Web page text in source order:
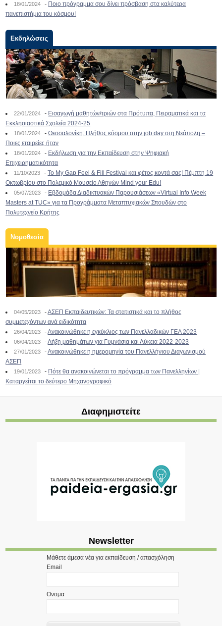
18/01/2024 - Ποιο πρόγραμμα σου δίνει πρόσβαση στα καλύτερα
πανεπιστήμια του κόσμου!
Εκδηλώσεις
22/01/2024 - Εισαγωγή μαθητών/τριών στα Πρότυπα, Πειραματικά και τα
Εκκλησιαστικά Σχολεία 2024-25
18/01/2024 -Θεσσαλονίκη: Πλήθος κόσμου στην job day στη Νεάπολη –
Ποιες εταιρείες ήταν
18/01/2024 - Εκδήλωση για την Εκπαίδευση στην Ψηφιακή
Επιχειρηματικότητα
11/10/2023 -To My Gap Feel & Fill Festival και φέτος κοντά σας! Πέμπτη 19
Οκτωβρίου στο Πολεμικό Μουσείο Αθηνών Mind your Edu!
05/07/2023 - Εβδομάδα Διαδικτυακών Παρουσιάσεων «Virtual Info Week
Masters at TUC» για τα Προγράμματα Μεταπτυχιακών Σπουδών στο
Πολυτεχνείο Κρήτης
Νομοθεσία
04/05/2023 -ΑΣΕΠ Εκπαιδευτικών: Τα στατιστικά και το πλήθος
συμμετεχόντων ανά ειδικότητα
26/04/2023 -Ανακοινώθηκε η εγκύκλιος των Πανελλαδικών ΓΕΛ 2023
06/04/2023 -Λήξη μαθημάτων για Γυμνάσια και Λύκεια 2022-2023
27/01/2023 -Ανακοινώθηκε η ημερομηνία του Πανελλήνιου Διαγωνισμού
ΑΣΕΠ
19/01/2023 - Πότε θα ανακοινώνεται το πρόγραμμα των Πανελληνίων |
Καταργείται το δεύτερο Μηχανογραφικό
Διαφημιστείτε
Newsletter
Μάθετε άμεσα νέα για εκπαίδευση / απασχόληση
Email
Ονομα